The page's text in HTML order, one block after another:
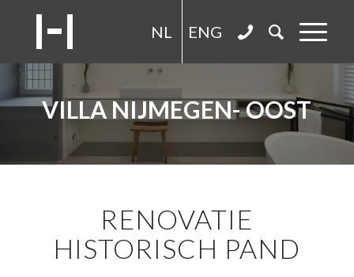
NL ENG
VILLA NIJMEGEN- OOST
RENOVATIE
HISTORISCH PAND